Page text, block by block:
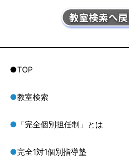
●TOP
●教室検索
● 「完全個別担任制」とは
●完全1対1個別指導塾